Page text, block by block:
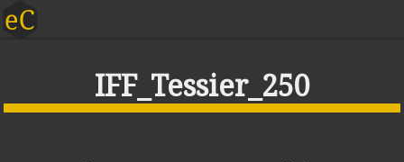
IFF_Tessier_250